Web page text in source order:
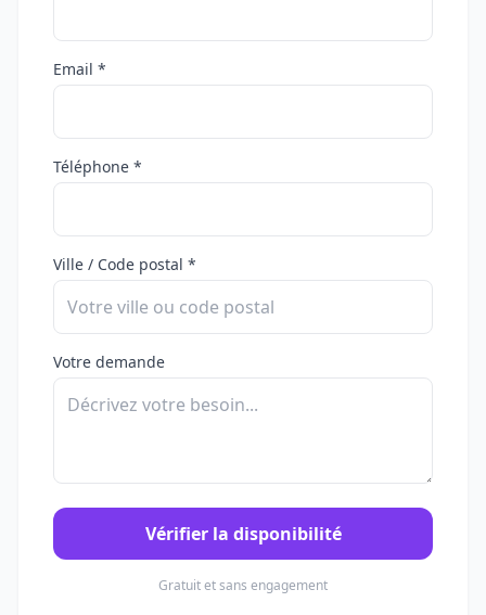
Email *
Téléphone *
Ville / Code postal *
Votre demande
Vérifier la disponibilité
Gratuit et sans engagement